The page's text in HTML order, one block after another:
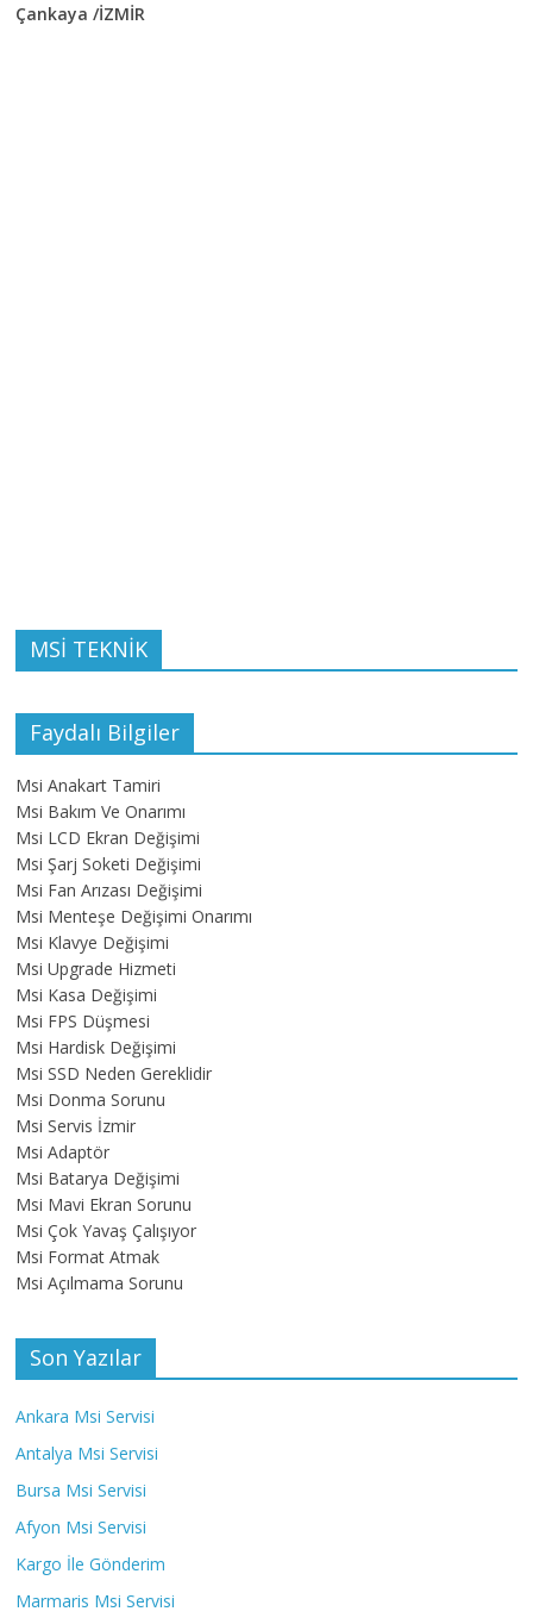
Çankaya /İZMİR
MSİ TEKNİK
Faydalı Bilgiler
Msi Anakart Tamiri
Msi Bakım Ve Onarımı
Msi LCD Ekran Değişimi
Msi Şarj Soketi Değişimi
Msi Fan Arızası Değişimi
Msi Menteşe Değişimi Onarımı
Msi Klavye Değişimi
Msi Upgrade Hizmeti
Msi Kasa Değişimi
Msi FPS Düşmesi
Msi Hardisk Değişimi
Msi SSD Neden Gereklidir
Msi Donma Sorunu
Msi Servis İzmir
Msi Adaptör
Msi Batarya Değişimi
Msi Mavi Ekran Sorunu
Msi Çok Yavaş Çalışıyor
Msi Format Atmak
Msi Açılmama Sorunu
Son Yazılar
Ankara Msi Servisi
Antalya Msi Servisi
Bursa Msi Servisi
Afyon Msi Servisi
Kargo İle Gönderim
Marmaris Msi Servisi